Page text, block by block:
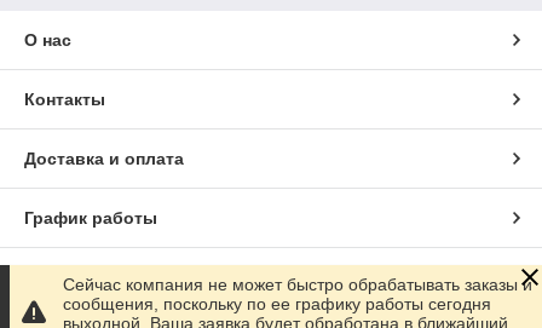
О нас
Контакты
Доставка и оплата
График работы
Полная версия сайта
Сейчас компания не может быстро обрабатывать заказы и
сообщения, поскольку по ее графику работы сегодня
выходной. Ваша заявка будет обработана в ближайший